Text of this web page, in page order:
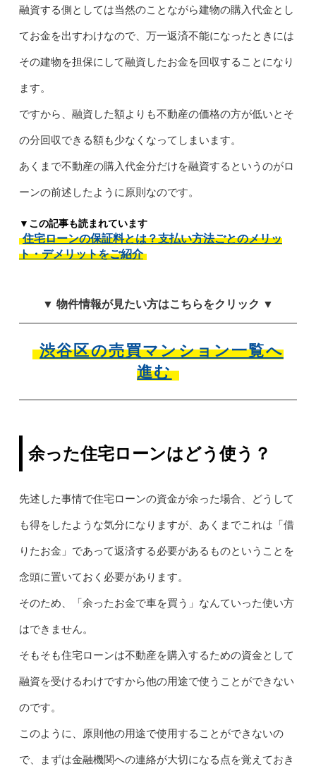
融資する側としては当然のことながら建物の購入代金とし
てお金を出すわけなので、万一返済不能になったときには
その建物を担保にして融資したお金を回収することになり
ます。
ですから、融資した額よりも不動産の価格の方が低いとそ
の分回収できる額も少なくなってしまいます。
あくまで不動産の購入代金分だけを融資するというのがロ
ーンの前述したように原則なのです。
▼この記事も読まれています
住宅ローンの保証料とは？支払い方法ごとのメリッ
ト・デメリットをご紹介
▼ 物件情報が見たい方はこちらをクリック ▼
渋谷区の売買マンション一覧へ
進む
余った住宅ローンはどう使う？
先述した事情で住宅ローンの資金が余った場合、どうして
も得をしたような気分になりますが、あくまでこれは「借
りたお金」であって返済する必要があるものということを
念頭に置いておく必要があります。
そのため、「余ったお金で車を買う」なんていった使い方
はできません。
そもそも住宅ローンは不動産を購入するための資金として
融資を受けるわけですから他の用途で使うことができない
のです。
このように、原則他の用途で使用することができないの
で、まずは金融機関への連絡が大切になる点を覚えておき